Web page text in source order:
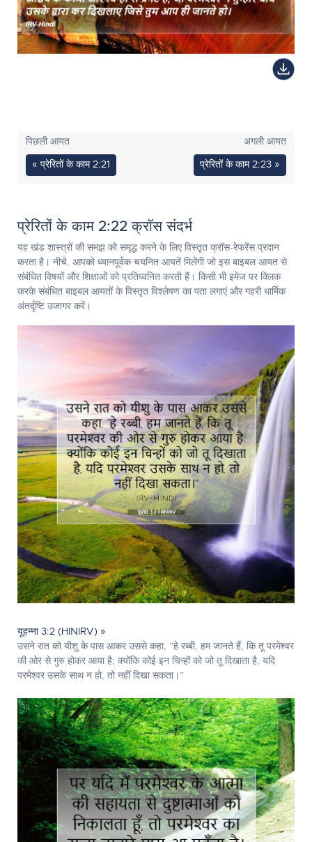
पिछली आयत
« प्रेरितों के काम 2:21
अगली आयत
प्रेरितों के काम 2:23 »
प्रेरितों के काम 2:22 क्रॉस संदर्भ
यह खंड शास्त्रों की समझ को समृद्ध करने के लिए विस्तृत क्रॉस-रेफरेंस प्रदान
करता है। नीचे, आपको ध्यानपूर्वक चयनित आयतें मिलेंगी जो इस बाइबल आयत से
संबंधित विषयों और शिक्षाओं को प्रतिध्वनित करती हैं। किसी भी इमेज पर क्लिक
करके संबंधित बाइबल आयतों के विस्तृत विश्लेषण का पता लगाएं और गहरी धार्मिक
अंतर्दृष्टि उजागर करें।
यूहन्ना 3:2 (HINIRV) »
उसने रात को यीशु के पास आकर उससे कहा, “हे रब्बी, हम जानते हैं, कि तू परमेश्‍वर
की ओर से गुरु होकर आया है; क्योंकि कोई इन चिन्हों को जो तू दिखाता है, यदि
परमेश्‍वर उसके साथ न हो, तो नहीं दिखा सकता।”